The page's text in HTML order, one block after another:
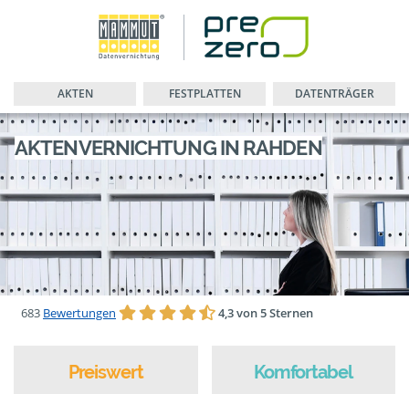
AKTEN FESTPLATTEN DATENTRÄGER
AKTENVERNICHTUNG IN RAHDEN
683 Bewertungen 4,3 von 5 Sternen
Preiswert Komfortabel